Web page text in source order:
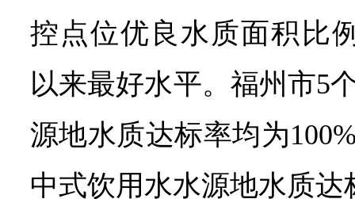
控点位优良水质面积比
以来最好水平。福州市5
源地水质达标率均为
中式饮用水水源地水质达